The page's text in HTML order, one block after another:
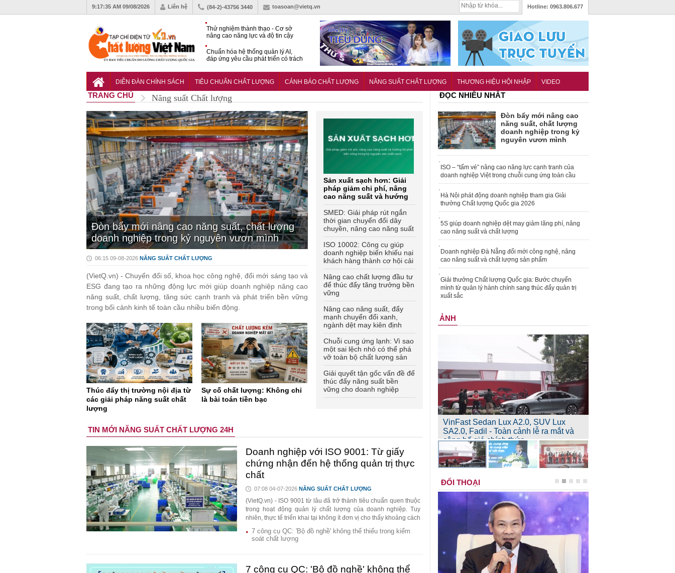
9:17:36 AM 09/08/2026 Liên hệ (84-2)-43756 3440 toasoan@vietq.vn Hotline: 0963.806.677
Thử nghiệm thành thạo - Cơ sở
nâng cao năng lực và độ tin cậy
Chuẩn hóa hệ thống quản lý AI,
đáp ứng yêu cầu phát triển có trách
thuật Trung tâm sát hạch lái xe
DIỄN ĐÀN CHÍNH SÁCH TIÊU CHUẨN CHẤT LƯỢNG CẢNH BÁO CHẤT LƯỢNG NĂNG SUẤT CHẤT LƯỢNG THƯƠNG HIỆU HỘI NHẬP VIDEO
TRANG CHỦ Năng suất Chất lượng
Đòn bẩy mới nâng cao năng suất, chất lượng
doanh nghiệp trong kỷ nguyên vươn mình
06:15 09-08-2026 NĂNG SUẤT CHẤT LƯỢNG
(VietQ.vn) - Chuyển đổi số, khoa học công nghệ, đổi mới sáng tạo và
ESG đang tạo ra những động lực mới giúp doanh nghiệp nâng cao
năng suất, chất lượng, tăng sức cạnh tranh và phát triển bền vững
trong bối cảnh kinh tế toàn cầu nhiều biến động.
Sản xuất sạch hơn: Giải
pháp giảm chi phí, nâng
cao năng suất và hướng
tới phát triển bền vững
SMED: Giải pháp rút ngắn
thời gian chuyển đổi dây
chuyền, nâng cao năng suất
sản xuất
ISO 10002: Công cụ giúp
doanh nghiệp biến khiếu nại
khách hàng thành cơ hội cải
tiến chất lượng
Nâng cao chất lượng đầu tư
để thúc đẩy tăng trưởng bền
vững
Nâng cao năng suất, đẩy
mạnh chuyển đổi xanh,
ngành dệt may kiên định
mục tiêu xuất khẩu 48 tỷ
USD năm 2026
Chuỗi cung ứng lạnh: Vì sao
một sai lệch nhỏ có thể phá
vỡ toàn bộ chất lượng sản
phẩm?
Giải quyết tận gốc vấn đề để
thúc đẩy năng suất bền
vững cho doanh nghiệp
Thúc đẩy thị trường nội địa từ
các giải pháp năng suất chất
lượng
Sự cố chất lượng: Không chỉ
là bài toán tiền bạc
TIN MỚI NĂNG SUẤT CHẤT LƯỢNG 24H
Doanh nghiệp với ISO 9001: Từ giấy
chứng nhận đến hệ thống quản trị thực
chất
07:08 04-07-2026 NĂNG SUẤT CHẤT LƯỢNG
(VietQ.vn) - ISO 9001 từ lâu đã trở thành tiêu chuẩn quen thuộc
trong hoạt động quản lý chất lượng của doanh nghiệp. Tuy
nhiên, thực tế triển khai tại không ít đơn vị cho thấy khoảng cách
đáng kể giữa việc đạt chứng nhận và việc vận hành hệ thống
chất lượng thực chất. Khi bị xem như mục tiêu hoàn thành hồ
sơ, ISO 9001 dễ bị thu hẹp thành “tấm giấy chứng nhận” thay vì
7 công cụ QC: 'Bộ đồ nghề' không thể thiếu trong kiểm
soát chất lượng
7 công cụ QC: 'Bộ đồ nghề' không thể
ĐỌC NHIỀU NHẤT
Đòn bẩy mới nâng cao
năng suất, chất lượng
doanh nghiệp trong kỷ
nguyên vươn mình
ISO – “tấm vé” nâng cao năng lực cạnh tranh của
doanh nghiệp Việt trong chuỗi cung ứng toàn cầu
Hà Nội phát động doanh nghiệp tham gia Giải
thưởng Chất lượng Quốc gia 2026
5S giúp doanh nghiệp dệt may giảm lãng phí, nâng
cao năng suất và chất lượng
Doanh nghiệp Đà Nẵng đổi mới công nghệ, nâng
cao năng suất và chất lượng sản phẩm
Giải thưởng Chất lượng Quốc gia: Bước chuyển
mình từ quản lý hành chính sang thúc đẩy quản trị
xuất sắc
ẢNH
VinFast Sedan Lux A2.0, SUV Lux
SA2.0, Fadil - Toàn cảnh lễ ra mắt và
công bố giá chính thức
ĐỐI THOẠI